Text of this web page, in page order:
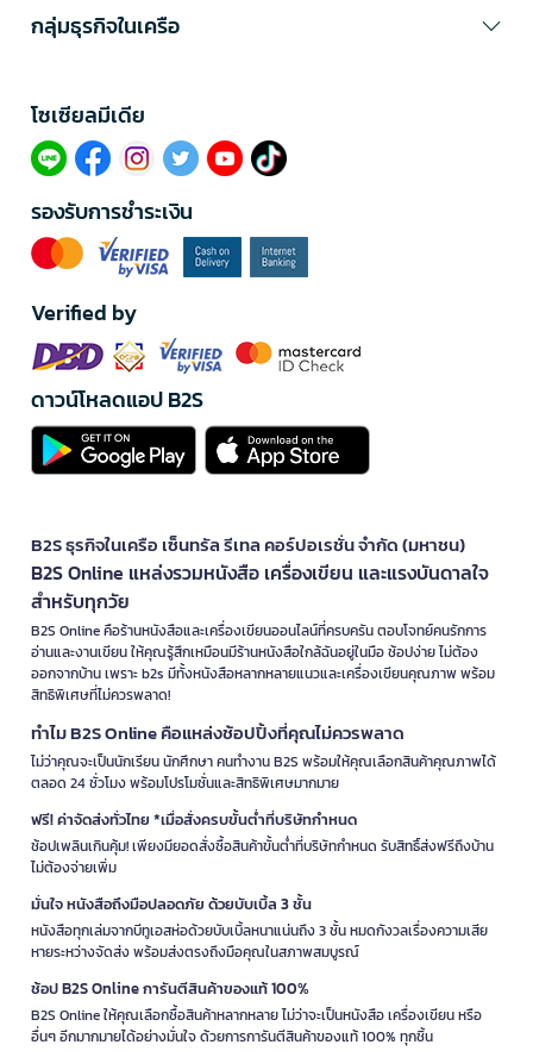
กลุ่มธุรกิจในเครือ
โซเซียลมีเดีย​
รองรับการชำระเงิน
Verified by
ดาวน์โหลดแอป B2S
B2S ธุรกิจในเครือ เซ็นทรัล รีเทล คอร์ปอเรชั่น จำกัด (มหาชน)
B2S Online แหล่งรวมหนังสือ เครื่องเขียน และแรงบันดาลใจ
สำหรับทุกวัย
B2S Online คือร้านหนังสือและเครื่องเขียนออนไลน์ที่ครบครัน ตอบโจทย์คนรักการ
อ่านและงานเขียน ให้คุณรู้สึกเหมือนมีร้านหนังสือใกล้ฉันอยู่ในมือ ช้อปง่าย ไม่ต้อง
ออกจากบ้าน เพราะ b2s มีทั้งหนังสือหลากหลายแนวและเครื่องเขียนคุณภาพ พร้อม
สิทธิพิเศษที่ไม่ควรพลาด!
ทำไม B2S Online คือแหล่งช้อปปิ้งที่คุณไม่ควรพลาด
ไม่ว่าคุณจะเป็นนักเรียน นักศึกษา คนทำงาน B2S พร้อมให้คุณเลือกสินค้าคุณภาพได้
ตลอด 24 ชั่วโมง พร้อมโปรโมชั่นและสิทธิพิเศษมากมาย
ฟรี! ค่าจัดส่งทั่วไทย *เมื่อสั่งครบขั้นต่ำที่บริษัทกำหนด
ช้อปเพลินเกินคุ้ม! เพียงมียอดสั่งซื้อสินค้าขั้นต่ำที่บริษัทกำหนด รับสิทธิ์ส่งฟรีถึงบ้าน
ไม่ต้องจ่ายเพิ่ม
มั่นใจ หนังสือถึงมือปลอดภัย ด้วยบับเบิ้ล 3 ชั้น
หนังสือทุกเล่มจากบีทูเอสห่อด้วยบับเบิ้ลหนาแน่นถึง 3 ชั้น หมดกังวลเรื่องความเสีย
หายระหว่างจัดส่ง พร้อมส่งตรงถึงมือคุณในสภาพสมบูรณ์
ช้อป B2S Online การันตีสินค้าของแท้ 100%
B2S Online ให้คุณเลือกซื้อสินค้าหลากหลาย ไม่ว่าจะเป็นหนังสือ เครื่องเขียน หรือ
อื่นๆ อีกมากมายได้อย่างมั่นใจ ด้วยการการันตีสินค้าของแท้ 100% ทุกชิ้น